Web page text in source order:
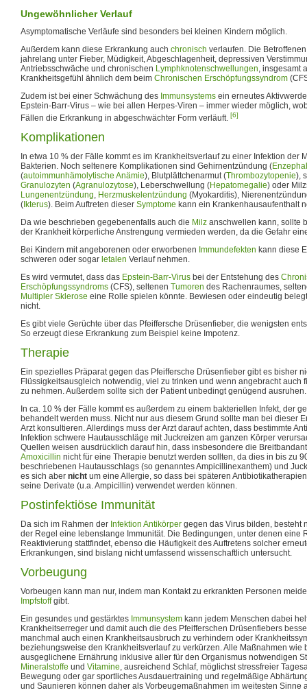
Ungewöhnlicher Verlauf
Asymptomatische Verläufe sind besonders bei kleinen Kindern möglich.
Außerdem kann diese Erkrankung auch chronisch verlaufen. Die
jahrelang unter Fieber, Müdigkeit, Abgeschlagenheit, depressiven
Antriebsschwäche und chronischen Lymphknotenschwellungen, insgesamt
Krankheitsgefühl ähnlich dem beim Chronischen Erschöpfungssyndrom
Zudem ist bei einer Schwächung des Immunsystems ein erneutes
Epstein-Barr-Virus – wie bei allen Herpes-Viren – immer wieder möglich,
Fällen die Erkrankung in abgeschwächter Form verläuft. [6]
Komplikationen
In etwa 10 % der Fälle kommt es im Krankheitsverlauf zu einer Infektion der
Bakterien. Noch seltenere Komplikationen sind Gehirnentzündung (
(autoimmunhämolytische Anämie), Blutplättchenarmut (Thrombozytopenie),
Granulozyten (Agranulozytose), Leberschwellung (Hepatomegalie) oder
Lungenentzündung, Herzmuskelentzündung (Myokarditis),
( Ikterus). Beim Auftreten dieser Symptome kann ein Krankenhausaufenthalt
Da wie beschrieben gegebenenfalls auch die Milz anschwellen kann, sollte
der Krankheit körperliche Anstrengung vermieden werden, da die Gefahr
Bei Kindern mit angeborenen oder erworbenen Immundefekten kann diese
schweren oder sogar letalen Verlauf nehmen.
Es wird vermutet, dass das Epstein-Barr-Virus bei der Entstehung des
Erschöpfungssyndroms (CFS), seltenen Tumoren des Rachenraumes,
Multipler Sklerose eine Rolle spielen könnte. Bewiesen oder eindeutig
nicht.
Es gibt viele Gerüchte über das Pfeiffersche Drüsenfieber, die wenigsten
So erzeugt diese Erkrankung zum Beispiel keine Impotenz.
Therapie
Ein spezielles Präparat gegen das Pfeiffersche Drüsenfieber gibt es bisher
Flüssigkeitsausgleich notwendig, viel zu trinken und wenn angebracht auch
zu nehmen. Außerdem sollte sich der Patient unbedingt genügend ausruhen.
In ca. 10 % der Fälle kommt es außerdem zu einem bakteriellen Infekt, der
behandelt werden muss. Nicht nur aus diesem Grund sollte man bei dieser
Arzt konsultieren. Allerdings muss der Arzt darauf achten, dass bestimmte
Infektion schwere Hautausschläge mit Juckreizen am ganzen Körper
Quellen weisen ausdrücklich darauf hin, dass insbesondere die
Amoxicillin nicht für eine Therapie benutzt werden sollten, da dies in bis zu
beschriebenen Hautausschlags (so genanntes Ampicillinexanthem) und
es sich aber nicht um eine Allergie, so dass bei späteren
seine Derivate (u.a. Ampicillin) verwendet werden können.
Postinfektiöse Immunität
Da sich im Rahmen der Infektion Antikörper gegen das Virus bilden, besteht
der Regel eine lebenslange Immunität. Die Bedingungen, unter denen eine
Reaktivierung stattfindet, ebenso die Häufigkeit des Auftretens solcher
Erkrankungen, sind bislang nicht umfassend wissenschaftlich untersucht.
Vorbeugung
Vorbeugen kann man nur, indem man Kontakt zu erkrankten Personen
Impfstoffgibt.
Ein gesundes und gestärktes Immunsystem kann jedem Menschen dabei
Krankheitserreger und damit auch die des Pfeifferschen Drüsenfiebers
manchmal auch einen Krankheitsausbruch zu verhindern oder
beziehungsweise den Krankheitsverlauf zu verkürzen. Alle Maßnahmen wie
ausgeglichene Ernährung inklusive aller für den Organismus notwendigen
Mineralstoffe und Vitamine, ausreichend Schlaf, möglichst stressfreier
Bewegung oder gar sportliches Ausdauertraining und regelmäßige
und Saunieren können daher als Vorbeugemaßnahmen im weitesten Sinne